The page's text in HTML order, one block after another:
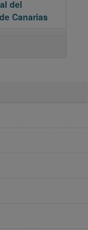
del
Canarias